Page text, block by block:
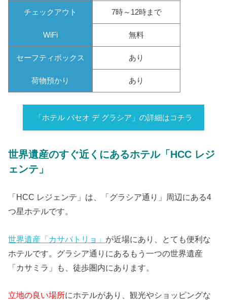
チェックアウト 7時～12時まで
WiFi 無料
セーフティボックス あり
荷物預かり あり
「ホテル パセオ デ グラシア」の詳細はコチラ
世界遺産のすぐ近くにあるホテル「HCC レジ
ェンテ」
「HCC レジェンテ」は、「グラシア通り」周辺にある4
つ星ホテルです。
世界遺産「カサバトリョ」 が近場にあり、とても便利な
ホテルです。グラシア通りにあるもう一つの世界遺産
「カサミラ」も、徒歩圏内にあります。
立地の良い場所にホテルがあり、観光やショッピングな